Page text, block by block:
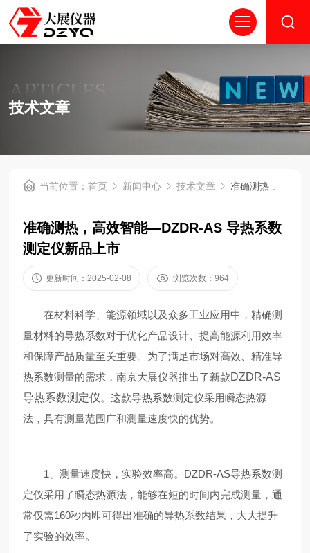
ARTICLES
技术文章
当前位置：首页 新闻中心 技术文章 准确测热，高效智能—DZDR-AS 导热系数测定仪新品上市
准确测热，高效智能—DZDR-AS 导热系数
测定仪新品上市
更新时间：2025-02-08 浏览次数：964
在材料科学、能源领域以及众多工业应用中，精确测
量材料的导热系数对于优化产品设计、提高能源利用效率
和保障产品质量至关重要。为了满足市场对高效、精准导
热系数测量的需求，南京大展仪器推出了新款DZDR-AS
导热系数测定仪。这款导热系数测定仪采用瞬态热源
法，具有测量范围广和测量速度快的优势。
1、测量速度快，实验效率高。DZDR-AS导热系数测
定仪采用了瞬态热源法，能够在短的时间内完成测量，通
常仅需160秒内即可得出准确的导热系数结果，大大提升
了实验的效率。